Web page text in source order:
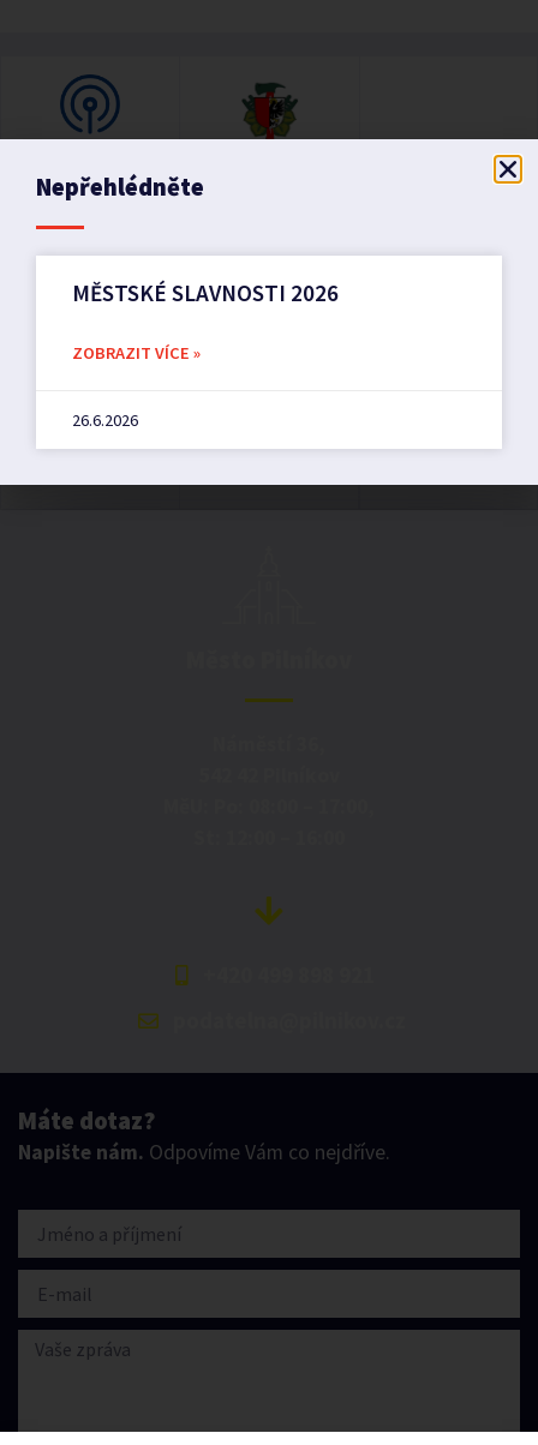
Máte dotaz?
Napište nám. Odpovíme Vám co nejdříve.
Nepřehlédněte
MĚSTSKÉ SLAVNOSTI 2026
ZOBRAZIT VÍCE »
26.6.2026